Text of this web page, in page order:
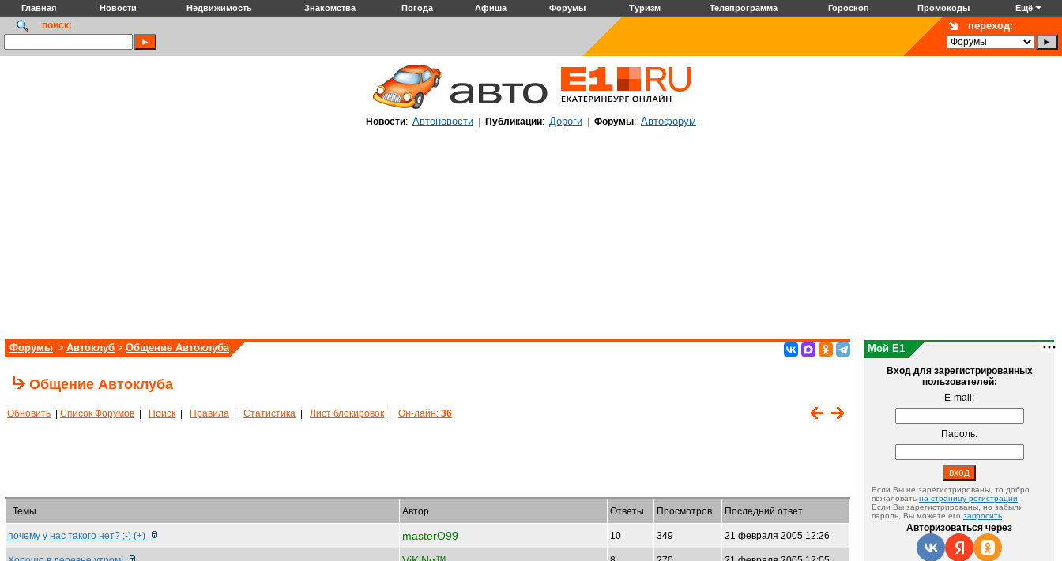
Главная Новости Недвижимость Знакомства Погода Афиша Форумы Туризм Телепрограмма Гороскоп Промокоды Ещё
поиск: переход:
Новости: Автоновости Публикации: Дороги Форумы: Автофорум
Форумы > Автоклуб > Общение Автоклуба
Общение Автоклуба
Обновить Список Форумов Поиск Правила Статистика Лист блокировок Он-лайн: 36
Темы Автор Ответы Просмотров Последний ответ
почему у нас такого нет? ;-) (+) masterO99 10 349 21 февраля 2005 12:26
Мой E1
Вход для зарегистрированных
пользователей:
E-mail:
Пароль:
Если Вы не зарегистрированы, то добро
пожаловать на страницу регистрации
Если Вы зарегистрированы, но забыли
пароль, Вы можете его запросить
Авторизоваться через